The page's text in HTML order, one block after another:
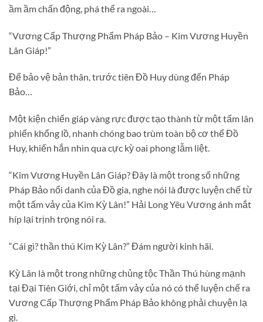
ầm ầm chấn động, phá thể ra ngoài…
“Vương Cấp Thượng Phẩm Pháp Bảo – Kim Vương Huyền
Lân Giáp!”
Để bảo vệ bản thân, trước tiên Đồ Huy dùng đến Pháp
Bảo…
Một kiện chiến giáp vàng rực được tạo thành từ một tấm lân
phiến khổng lồ, nhanh chóng bao trùm toàn bộ cơ thể Đồ
Huy, khiến hắn nhìn qua cực kỳ oai phong lẫm liệt.
“Kim Vương Huyền Lân Giáp? Đây là một trong số những
Pháp Bảo nổi danh của Đồ gia, nghe nói là được luyện chế từ
một tấm vảy của Kim Kỳ Lân!” Hải Long Yêu Vương ánh mắt
híp lại trịnh trọng nói ra.
“Cái gì? thần thú Kim Kỳ Lân?” Đám người kinh hãi.
Kỳ Lân là một trong những chủng tộc Thần Thú hùng mạnh
tại Đại Tiên Giới, chỉ một tấm vảy của nó có thể luyện chế ra
Vương Cấp Thượng Phẩm Pháp Bảo không phải chuyện lạ
gì.